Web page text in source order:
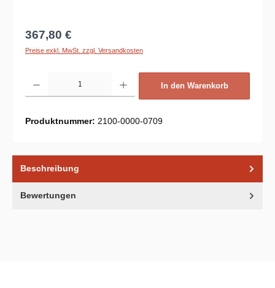
Regulärer Preis:
367,80 €
Preise exkl. MwSt. zzgl. Versandkosten
In den Warenkorb
Produktnummer: 2100-0000-0709
Beschreibung
Bewertungen